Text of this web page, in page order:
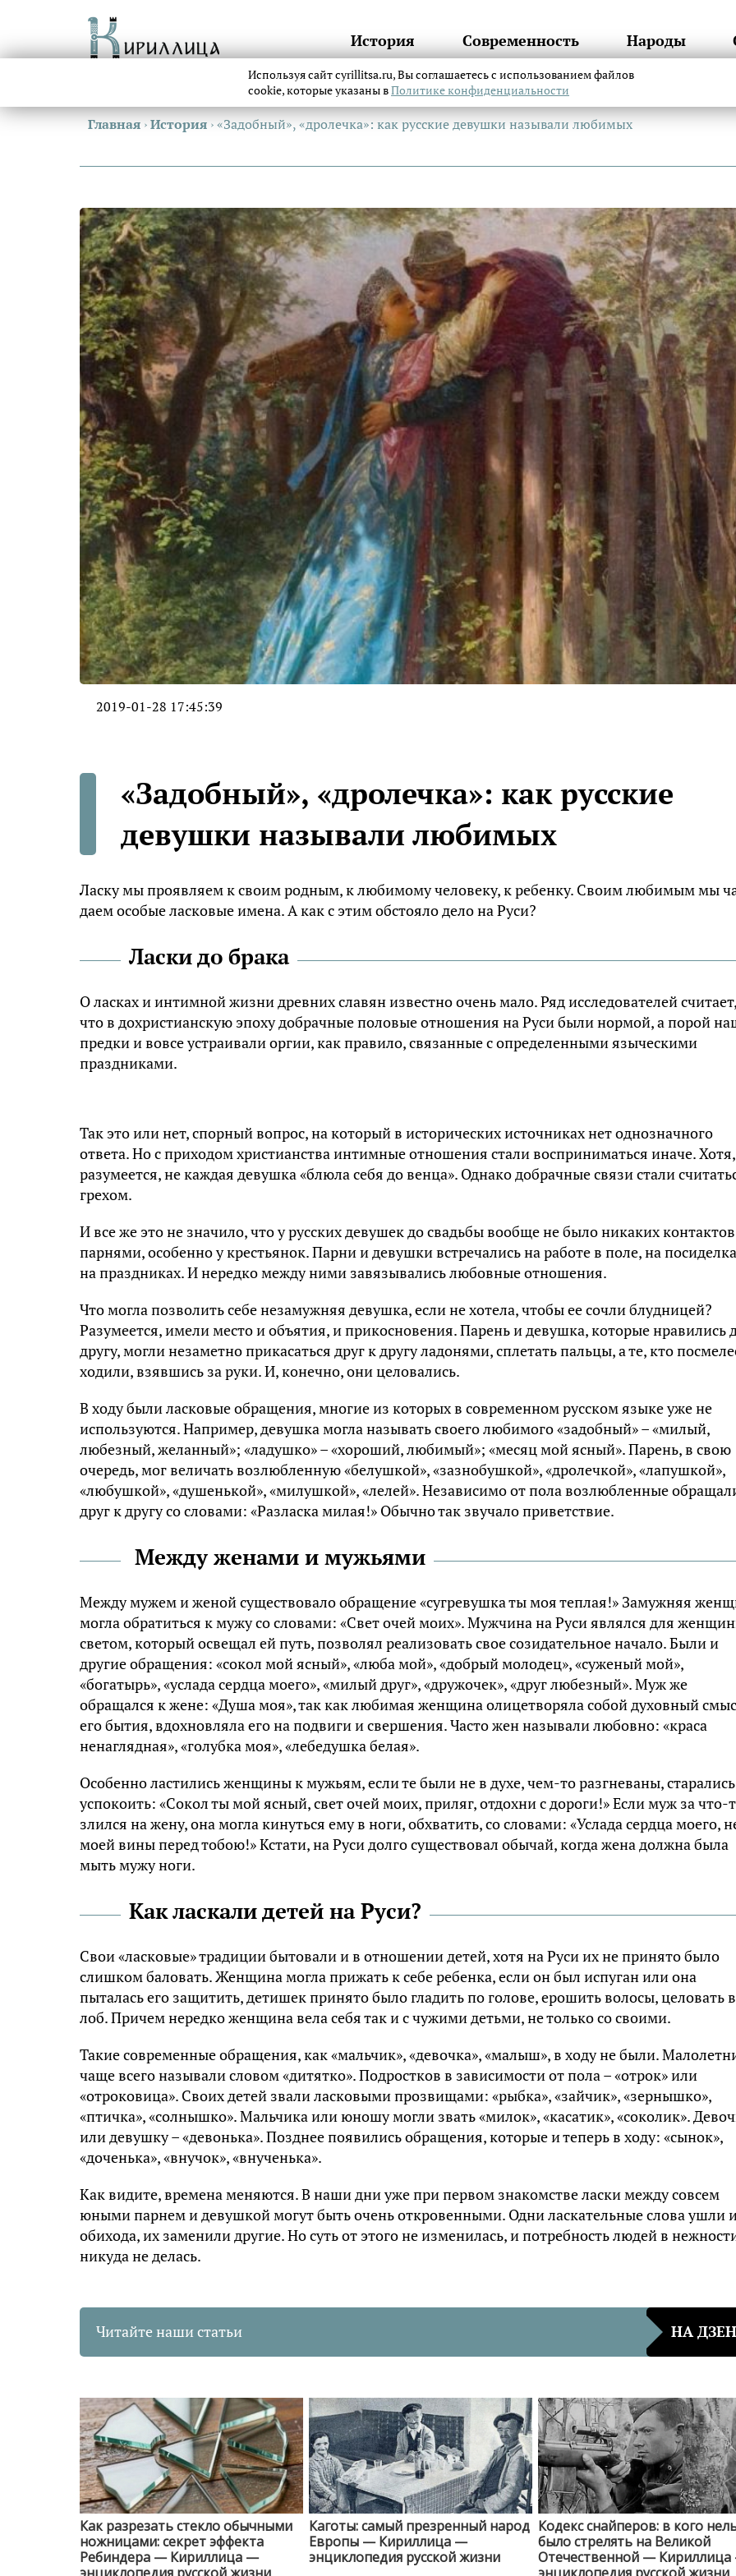
История Современность Народы
Главная ›История ›«Задобный», «дролечка»: как русские девушки называли любимых
2019-01-28 17:45:39
«Задобный», «дролечка»: как русские
девушки называли любимых
Ласку мы проявляем к своим родным, к любимому человеку, к ребенку. Своим любимым мы
даем особые ласковые имена. А как с этим обстояло дело на Руси?
Ласки до брака
О ласках и интимной жизни древних славян известно очень мало. Ряд исследователей считает,
что в дохристианскую эпоху добрачные половые отношения на Руси были нормой, а порой
предки и вовсе устраивали оргии, как правило, связанные с определенными языческими
праздниками.
Так это или нет, спорный вопрос, на который в исторических источниках нет однозначного
ответа. Но с приходом христианства интимные отношения стали восприниматься иначе. Хотя,
разумеется, не каждая девушка «блюла себя до венца». Однако добрачные связи стали
грехом.
И все же это не значило, что у русских девушек до свадьбы вообще не было никаких
парнями, особенно у крестьянок. Парни и девушки встречались на работе в поле, на
на праздниках. И нередко между ними завязывались любовные отношения.
Что могла позволить себе незамужняя девушка, если не хотела, чтобы ее сочли блудницей?
Разумеется, имели место и объятия, и прикосновения. Парень и девушка, которые нравились
другу, могли незаметно прикасаться друг к другу ладонями, сплетать пальцы, а те, кто
ходили, взявшись за руки. И, конечно, они целовались.
В ходу были ласковые обращения, многие из которых в современном русском языке уже не
используются. Например, девушка могла называть своего любимого «задобный» – «милый,
любезный, желанный»; «ладушко» – «хороший, любимый»; «месяц мой ясный». Парень, в свою
очередь, мог величать возлюбленную «белушкой», «зазнобушкой», «дролечкой», «лапушкой»,
«любушкой», «душенькой», «милушкой», «лелей». Независимо от пола возлюбленные
друг к другу со словами: «Разласка милая!» Обычно так звучало приветствие.
Между женами и мужьями
Между мужем и женой существовало обращение «сугревушка ты моя теплая!» Замужняя
могла обратиться к мужу со словами: «Свет очей моих». Мужчина на Руси являлся для
светом, который освещал ей путь, позволял реализовать свое созидательное начало. Были и
другие обращения: «сокол мой ясный», «люба мой», «добрый молодец», «суженый мой»,
«богатырь», «услада сердца моего», «милый друг», «дружочек», «друг любезный». Муж же
обращался к жене: «Душа моя», так как любимая женщина олицетворяла собой духовный
его бытия, вдохновляла его на подвиги и свершения. Часто жен называли любовно: «краса
ненаглядная», «голубка моя», «лебедушка белая».
Особенно ластились женщины к мужьям, если те были не в духе, чем-то разгневаны,
успокоить: «Сокол ты мой ясный, свет очей моих, приляг, отдохни с дороги!» Если муж за что-
злился на жену, она могла кинуться ему в ноги, обхватить, со словами: «Услада сердца моего,
моей вины перед тобою!» Кстати, на Руси долго существовал обычай, когда жена должна была
мыть мужу ноги.
Как ласкали детей на Руси?
Свои «ласковые» традиции бытовали и в отношении детей, хотя на Руси их не принято было
слишком баловать. Женщина могла прижать к себе ребенка, если он был испуган или она
пыталась его защитить, детишек принято было гладить по голове, ерошить волосы, целовать в
лоб. Причем нередко женщина вела себя так и с чужими детьми, не только со своими.
Такие современные обращения, как «мальчик», «девочка», «малыш», в ходу не были.
чаще всего называли словом «дитятко». Подростков в зависимости от пола – «отрок» или
«отроковица». Своих детей звали ласковыми прозвищами: «рыбка», «зайчик», «зернышко»,
«птичка», «солнышко». Мальчика или юношу могли звать «милок», «касатик», «соколик».
или девушку – «девонька». Позднее появились обращения, которые и теперь в ходу: «сынок»,
«доченька», «внучок», «внученька».
Как видите, времена меняются. В наши дни уже при первом знакомстве ласки между совсем
юными парнем и девушкой могут быть очень откровенными. Одни ласкательные слова ушли
обихода, их заменили другие. Но суть от этого не изменилась, и потребность людей в
никуда не делась.
Читайте наши статьи НА ДЗЕН
Как разрезать стекло обычными
ножницами: секрет эффекта
Ребиндера — Кириллица —
Каготы: самый презренный народ
Европы — Кириллица —
энциклопедия русской жизни
Кодекс снайперов: в кого
было стрелять на Великой
Отечественной —
Используя сайт cyrillitsa.ru, Вы соглашаетесь с использованием файлов
cookie, которые указаны вПолитике конфиденциальности